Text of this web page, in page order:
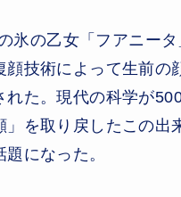
氷の乙女「フアニー
顔技術によって生前の
れた。現代の科学が
を取り戻したこの出
になった。